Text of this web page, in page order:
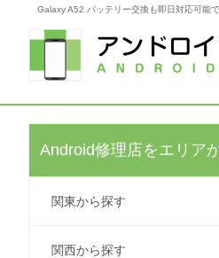
Galaxy A52 バッテリー交換も即日対応可能
Android修理店をエリア
関東から探す
関西から探す